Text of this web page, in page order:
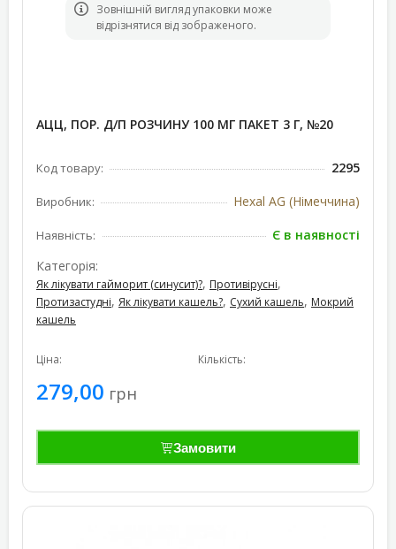
Зовнішній вигляд упаковки може
відрізнятися від зображеного.
АЦЦ, ПОР. Д/П РОЗЧИНУ 100 МГ ПАКЕТ 3 Г, №20
Код товару: 2295
Виробник: Hexal AG (Німеччина)
Наявність:
Є в наявності
Категорія:
Як лікувати гайморит (синусит)?, Противірусні,
Протизастудні, Як лікувати кашель?, Сухий кашель, Мокрий
кашель
Ціна:
279,00 грн
Кількість:
Замовити